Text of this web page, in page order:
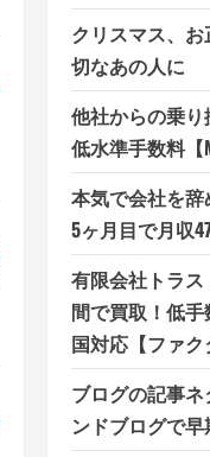
クリスマス、
切なあの人に
他社からの乗
低水準手数料【
本気で会社を
5ヶ月目で月収
有限会社トラ
間で買取！低
国対応【ファク
ブログの記事
ンドブログで